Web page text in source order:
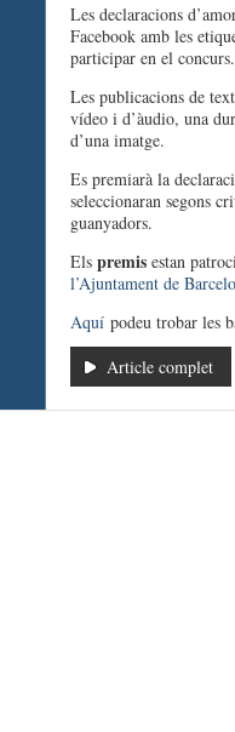
Les declaracions
Facebook amb les
participar en el concurs.
Les publicacions de
vídeo i d’àudio, una
d’una imatge.
Es premiarà la
seleccionaran segons
guanyadors.
Els premisestan
l’Ajuntament de
Aquípodeu trobar les
Article complet